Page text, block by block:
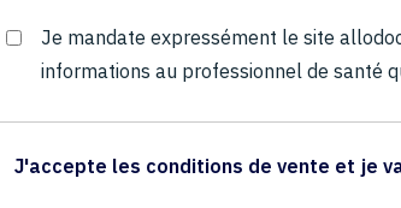
Je mandate expressément le site
informations au professionnel de santé
J'accepte les conditions de vente et je